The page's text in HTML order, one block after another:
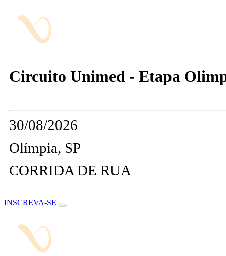
Circuito Unimed - Etapa
30/08/2026
Olímpia, SP
CORRIDA DE RUA
INSCREVA-SE